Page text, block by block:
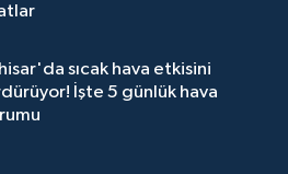
sıcak hava etkisini
İşte 5 günlük hava